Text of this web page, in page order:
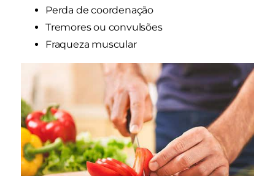
Perda de coordenação
Tremores ou convulsões
Fraqueza muscular